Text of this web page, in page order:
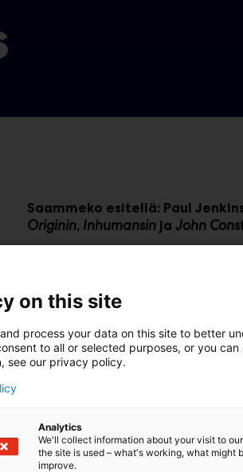
Saammeko esitellä: Paul
Originin, Inhumansin jaJohn
Paul Jenkins on arvostettu
videopeleihin. Yli 25 vuoden
hahmoille, kuten
Ninja Turtlesille
. Jenkinsin työ
ollut keskeisessä roolissa Marvel-
Times-bestsellereitä, BAFTA-
keräilykorttipelin luovana
on this site
process your data on this site to better
to all or selected purposes, or you can
see our privacy policy.
Analytics
We'll collect information about your visit to
the site is used – what's working, what might
improve.